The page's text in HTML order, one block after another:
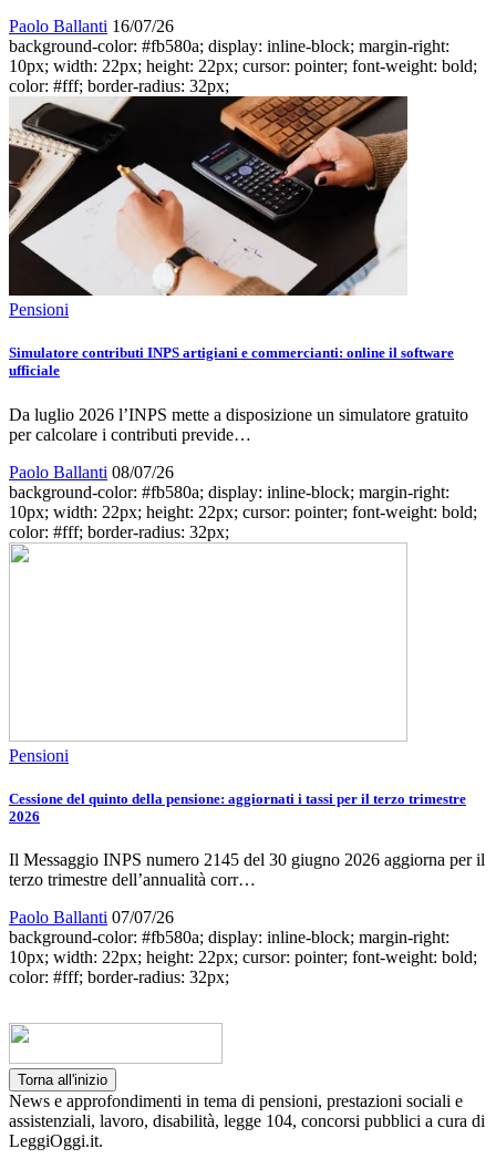
Paolo Ballanti 16/07/26
background-color: #fb580a; display: inline-block; margin-right:
10px; width: 22px; height: 22px; cursor: pointer; font-weight: bold;
color: #fff; border-radius: 32px;
Pensioni
Simulatore contributi INPS artigiani e commercianti: online il software
ufficiale
Da luglio 2026 l’INPS mette a disposizione un simulatore gratuito
per calcolare i contributi previde…
Paolo Ballanti 08/07/26
background-color: #fb580a; display: inline-block; margin-right:
10px; width: 22px; height: 22px; cursor: pointer; font-weight: bold;
color: #fff; border-radius: 32px;
Pensioni
Cessione del quinto della pensione: aggiornati i tassi per il terzo trimestre
2026
Il Messaggio INPS numero 2145 del 30 giugno 2026 aggiorna per il
terzo trimestre dell’annualità corr…
Paolo Ballanti 07/07/26
background-color: #fb580a; display: inline-block; margin-right:
10px; width: 22px; height: 22px; cursor: pointer; font-weight: bold;
color: #fff; border-radius: 32px;
Torna all'inizio
News e approfondimenti in tema di pensioni, prestazioni sociali e
assistenziali, lavoro, disabilità, legge 104, concorsi pubblici a cura di
LeggiOggi.it.